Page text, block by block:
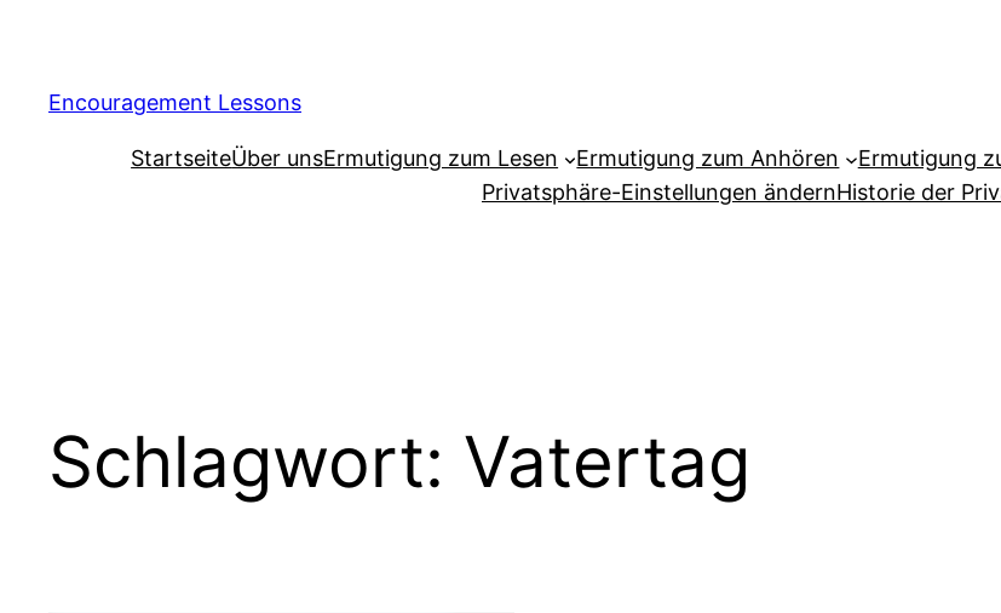
Encouragement Lessons
StartseiteÜber unsErmutigung zum Lesen Ermutigung zum Anhören Ermutigung
Privatsphäre-Einstellungen ändernHistorie der
Schlagwort: Vatertag